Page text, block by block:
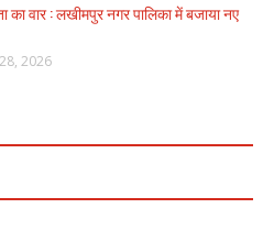
का वार : लखीमपुर नगर पालिका में बजाया नए
2026